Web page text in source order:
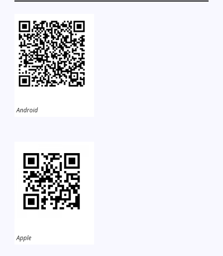
Android
Apple